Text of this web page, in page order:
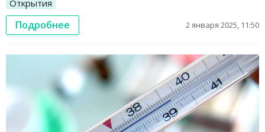
Открытия
Подробнее 2 января 2025, 11:50